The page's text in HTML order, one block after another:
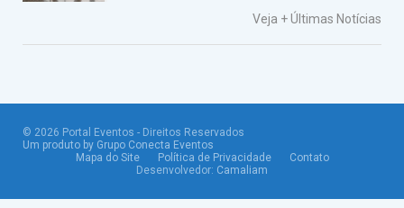
Veja +Últimas Notícias
© 2026 Portal Eventos - Direitos Reservados
Um produto by Grupo Conecta Eventos
Mapa do Site
Política de Privacidade
Contato
Desenvolvedor: Camaliam